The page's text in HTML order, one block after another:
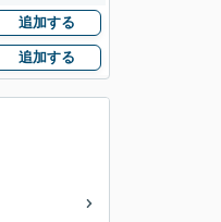
追加する
追加する